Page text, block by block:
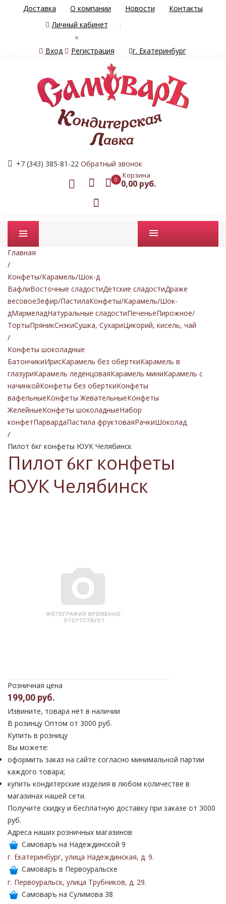
Доставка О компании Новости
Контакты
Личный кабинет
×
Вход
Регистрация г. Екатеринбург
+7 (343) 385-81-22 Обратный звонок
0 Корзина
0,00 руб.
Промо товары
Главная
/
Конфеты/Карамель/Шок-д
ВафлиВосточные сладостиДетские сладостиДраже
весовоеЗефир/ПастилаКонфеты/Карамель/Шок-
дМармеладНатуральные сладостиПеченьеПирожное/
ТортыПряникСнэкиСушка, СухариЦикорий, кисель, чай
/
Конфеты шоколадные
БатончикиИрисКарамель без оберткиКарамель в
глазуриКарамель леденцоваяКарамель миниКарамель с
начинкойКонфеты без оберткиКонфеты
вафельныеКонфеты ЖевательныеКонфеты
ЖелейныеКонфеты шоколадныеНабор
конфетПарвардаПастила фруктоваяРачкиШоколад
/
Пилот 6кг конфеты ЮУК Челябинск
Пилот 6кг конфеты
ЮУК Челябинск
Розничная цена
199,00 руб.
Извините, товара нет в наличии
В розинцу Оптом от 3000 руб.
Купить в розницу
Вы можете:
оформить заказ на сайте согласно минимальной партии
каждого товара;
купить кондитерские изделия в любом количестве в
магазинах нашей сети.
Получите скидку и бесплатную доставку при заказе от 3000
руб.
Адреса наших розничных магазинов
Самоваръ на Надеждинской 9
г. Екатеринбург, улица Надеждинская, д. 9.
Самоваръ в Первоуральске
г. Первоуральск, улица Трубников, д. 29.
Самоваръ на Сулимова 38